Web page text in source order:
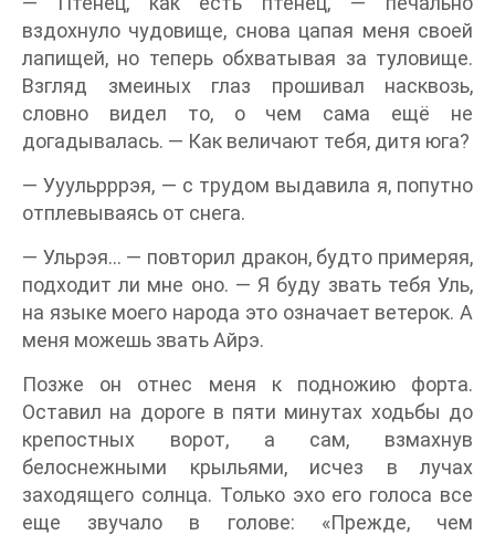
вздохнуло чудовище, снова цапая меня своей
лапищей, но теперь обхватывая за туловище.
Взгляд змеиных глаз прошивал насквозь,
словно видел то, о чем сама ещё не
догадывалась. — Как величают тебя, дитя юга?
— Ууульрррэя, — с трудом выдавила я, попутно
отплевываясь от снега.
— Ульрэя… — повторил дракон, будто примеряя,
подходит ли мне оно. — Я буду звать тебя Уль,
на языке моего народа это означает ветерок. А
меня можешь звать Айрэ.
Позже он отнес меня к подножию форта.
Оставил на дороге в пяти минутах ходьбы до
крепостных ворот, а сам, взмахнув
белоснежными крыльями, исчез в лучах
заходящего солнца. Только эхо его голоса все
еще звучало в голове: «Прежде, чем